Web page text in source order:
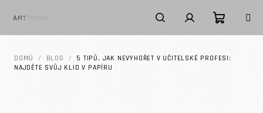
Hledat PřihlášeníNákupní
DOMŮ / BLOG /
5 TIPŮ, JAK NEVYHOŘET V UČITELSKÉ PROFESI:
NAJDĚTE SVŮJ KLID V PAPÍRU